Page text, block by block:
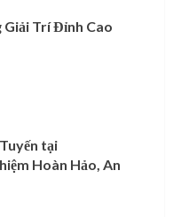
Giải Trí Đỉnh Cao
tại
Hoàn Hảo, An